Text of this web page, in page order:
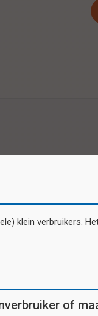
klein verbruikers.
of